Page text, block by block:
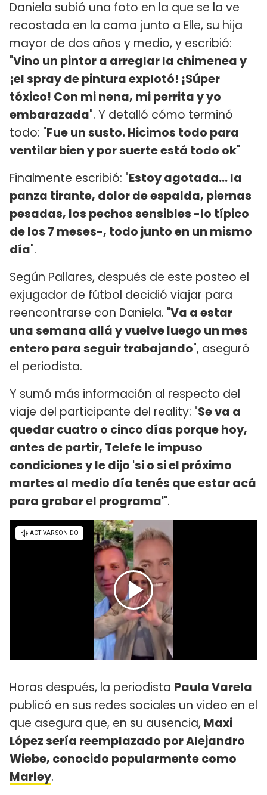
Daniela subió una foto en la que se la ve
recostada en la cama junto a Elle, su hija
mayor de dos años y medio, y escribió:
"Vino un pintor a arreglar la chimenea y
¡el spray de pintura explotó! ¡Súper
tóxico! Con mi nena, mi perrita y yo
embarazada". Y detalló cómo terminó
todo: "Fue un susto. Hicimos todo para
ventilar bien y por suerte está todo ok"
Finalmente escribió: "Estoy agotada... la
panza tirante, dolor de espalda, piernas
pesadas, los pechos sensibles -lo típico
de los 7 meses-, todo junto en un mismo
día".
Según Pallares, después de este posteo el
exjugador de fútbol decidió viajar para
reencontrarse con Daniela. "Va a estar
una semana allá y vuelve luego un mes
entero para seguir trabajando", aseguró
el periodista.
Y sumó más información al respecto del
viaje del participante del reality: "Se va a
quedar cuatro o cinco días porque hoy,
antes de partir, Telefe le impuso
condiciones y le dijo 'si o si el próximo
martes al medio día tenés que estar acá
para grabar el programa'".
Horas después, la periodista Paula Varela
publicó en sus redes sociales un video en el
que asegura que, en su ausencia, Maxi
López sería reemplazado por Alejandro
Wiebe, conocido popularmente como
Marley.